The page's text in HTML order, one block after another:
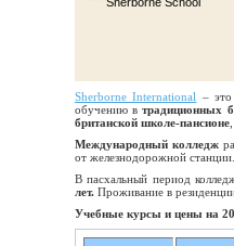
Sherborne International –
обучению втрадиционных
британской школе-пансионе
Международный колледж
от железнодорожной
В пасхальный период
лет. Проживание в
Учебные курсы и цены на